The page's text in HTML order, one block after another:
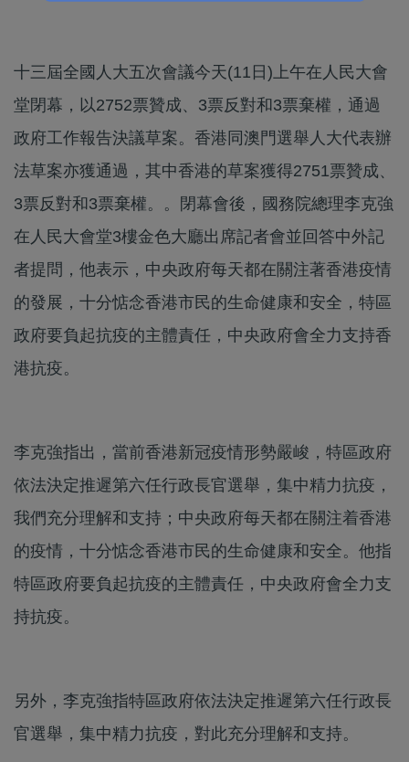
十三屆全國人大五次會議今天(11日)上午在人民大會
堂閉幕，以2752票贊成、3票反對和3票棄權，通過
政府工作報告決議草案。香港同澳門選舉人大代表辦
法草案亦獲通過，其中香港的草案獲得2751票贊成、
3票反對和3票棄權。。閉幕會後，國務院總理李克強
在人民大會堂3樓金色大廳出席記者會並回答中外記
者提問，他表示，中央政府每天都在關注著香港疫情
的發展，十分惦念香港市民的生命健康和安全，特區
政府要負起抗疫的主體責任，中央政府會全力支持香
港抗疫。
李克強指出，當前香港新冠疫情形勢嚴峻，特區政府
依法決定推遲第六任行政長官選舉，集中精力抗疫，
我們充分理解和支持；中央政府每天都在關注着香港
的疫情，十分惦念香港市民的生命健康和安全。他指
特區政府要負起抗疫的主體責任，中央政府會全力支
持抗疫。
另外，李克強指特區政府依法決定推遲第六任行政長
官選舉，集中精力抗疫，對此充分理解和支持。